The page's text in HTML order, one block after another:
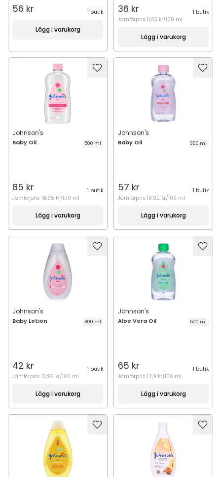
56 kr 1 butik
Lägg i varukorg
36 kr
1 butik
Jämförpris 11,83 kr/100 ml
Lägg i varukorg
Johnson's
Baby Oil 500 ml
85 kr
1 butik
Jämförpris 16,95 kr/100 ml
Lägg i varukorg
Johnson's
Baby Oil 300 ml
57 kr
1 butik
Jämförpris 18,92 kr/100 ml
Lägg i varukorg
Johnson's
Baby Lotion 300 ml
42 kr
1 butik
Jämförpris 13,92 kr/100 ml
Lägg i varukorg
Johnson's
Aloe Vera Oil 500 ml
65 kr
1 butik
Jämförpris 12,9 kr/100 ml
Lägg i varukorg